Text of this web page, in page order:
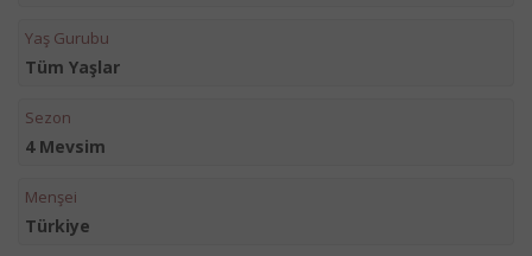
Yaş Gurubu
Tüm Yaşlar
Sezon
4 Mevsim
Menşei
Türkiye